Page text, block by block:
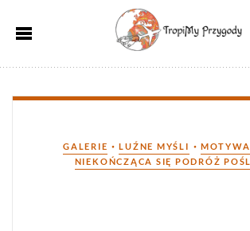
Kategorie
GALERIE • LUŹNE MYŚLI •
NIEKOŃCZĄCA SIĘ PODRÓŻ